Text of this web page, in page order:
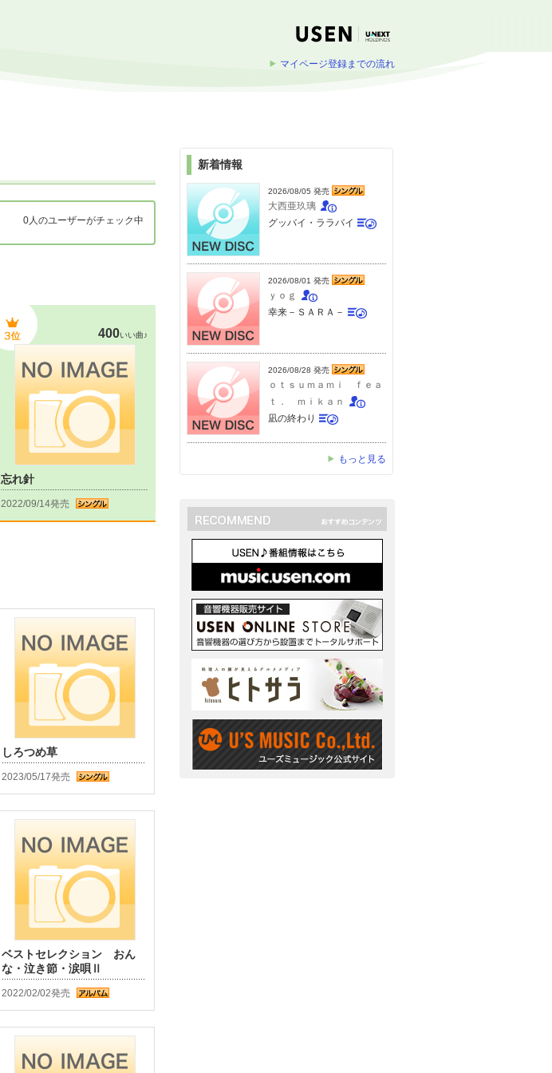
マイページ登録までの流れ
0人のユーザーがチェック中
400いい曲♪
忘れ針
2022/09/14発売
しろつめ草
2023/05/17発売
ベストセレクション おん
な・泣き節・涙唄Ⅱ
2022/02/02発売
新着情報
2026/08/05 発売
大西亜玖璃
グッバイ・ララバイ
2026/08/01 発売
ｙｏｇ
幸来－ＳＡＲＡ－
2026/08/28 発売
ｏｔｓｕｍａｍｉ ｆｅａ
ｔ． ｍｉｋａｎ
凪の終わり
もっと見る